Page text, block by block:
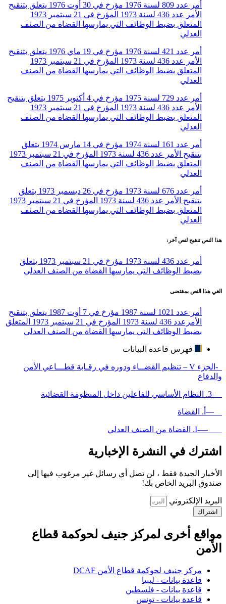
أمر عدد 809 لسنة 1976 مؤرخ في 30 أوت 1976 يتعلق بتنقيح
الأمر عدد 436 لسنة 1973 المؤرخ في 21 سبتمبر 1973
المتعلق بضبط الوظائف التي يمارسها القضاة من الصنف
العدلي
أمر عدد 421 لسنة 1976 مؤرخ في 19 ماي 1976 يتعلق بتنقيح
الأمر عدد 436 لسنة 1973 المؤرخ في 21 سبتمبر 1973
المتعلق بضبط الوظائف التي يمارسها القضاة من الصنف
العدلي
أمر عدد 729 لسنة 1975 مؤرخ في 4 أكتوبر 1975 يتعلق بتنقيح
الأمر عدد 436 لسنة 1973 المؤرخ في 21 سبتمبر 1973
المتعلق بضبط الوظائف التي يمارسها القضاة من الصنف
العدلي
أمر عدد 161 لسنة 1974 مؤرخ في 14 مارس 1974 يتعلق
بتنقيح الأمر عدد 436 لسنة 1973 المؤرخ في 21 سبتمبر 1973
المتعلق بضبط الوظائف التي يمارسها القضاة من الصنف
العدلي
أمر عدد 676 لسنة 1973 مؤرخ في 26 ديسمبر 1973 يتعلق
بتنقيح الأمر عدد 436 لسنة 1973 المؤرخ في 21 سبتمبر 1973
المتعلق بضبط الوظائف التي يمارسها القضاة من الصنف
العدلي
هذا النص تنقيح لنص آخر:
أمر عدد 436 لسنة 1973 مؤرخ في 21 سبتمبر 1973 يتعلق
بضبط الوظائف التي يمارسها القضاة من الصنف العدلي
الغي هذا النص بمقتضى
أمر عدد 1021 لسنة 1987 مؤرخ في 7 أوت 1987 يتعلق بتنقيح
الأمرعدد 436 لسنة 1973 المؤرخ في 21 سبتمبر 1973 المتعلق
بضبط الوظائف التي يمارسها القضاة من الصنف العدلي
فهرس قاعدة البيانات
-الجزء V – تنظيم القضــاء ودوره في رقـابة قطـــاعي الأمن
والدفاع
–3. النظام الأساسي للفاعلين داخل المنظومة القضائية
—أ. القضاة
—-I. القضاة من الصنف العدلي
اشترك في النشرة الإخبارية
الأخبار الجيدة فقط ، لن تصل أي رسائل غير مرغوب فيها إلى
صندوق البريد الخاص بك!
البريد الإلكتروني
اشتراك
مواقع أخرى لمركز جنيف لحوكمة قطاع
الأمن
مركز جنيف لحوكمة قطاع الأمن DCAF
قاعدة بيانات - ليبيا
قاعدة بيانات - فلسطين
قاعدة بيانات - تونس